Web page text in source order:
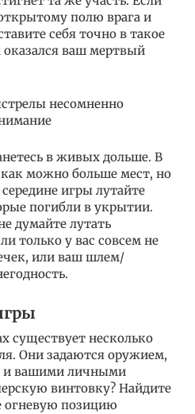
полю врага и
себя точно в такое
ваш мертвый
несомненно
в живых дольше. В
как можно больше мест, но
игры лутайте
погибли в укрытии.
думайте лутать
только у вас совсем не
или ваш шлем/
существует несколько
Они задаются оружием,
и вашими личными
винтовку? Найдите
огневую позицию